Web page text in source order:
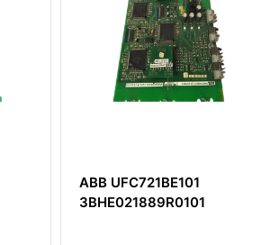
ABB CI570 3BSE001440R1